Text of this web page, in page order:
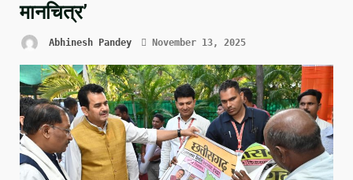
मानचित्र’
Abhinesh Pandey November 13, 2025